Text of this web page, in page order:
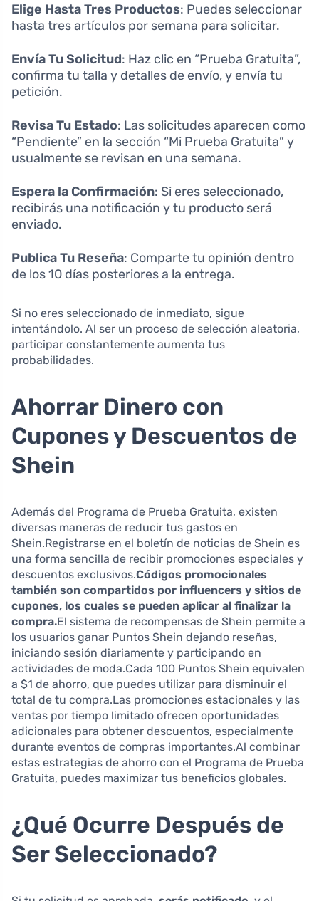
Elige Hasta Tres Productos: Puedes seleccionar
hasta tres artículos por semana para solicitar.
Envía Tu Solicitud: Haz clic en “Prueba Gratuita”,
confirma tu talla y detalles de envío, y envía tu
petición.
Revisa Tu Estado: Las solicitudes aparecen como
“Pendiente” en la sección “Mi Prueba Gratuita” y
usualmente se revisan en una semana.
Espera la Confirmación: Si eres seleccionado,
recibirás una notificación y tu producto será
enviado.
Publica Tu Reseña: Comparte tu opinión dentro
de los 10 días posteriores a la entrega.
Si no eres seleccionado de inmediato, sigue
intentándolo. Al ser un proceso de selección aleatoria,
participar constantemente aumenta tus
probabilidades.
Ahorrar Dinero con
Cupones y Descuentos de
Shein
Además del Programa de Prueba Gratuita, existen
diversas maneras de reducir tus gastos en
Shein.Registrarse en el boletín de noticias de Shein es
una forma sencilla de recibir promociones especiales y
descuentos exclusivos.Códigos promocionales
también son compartidos por influencers y sitios de
cupones, los cuales se pueden aplicar al finalizar la
compra.El sistema de recompensas de Shein permite a
los usuarios ganar Puntos Shein dejando reseñas,
iniciando sesión diariamente y participando en
actividades de moda.Cada 100 Puntos Shein equivalen
a $1 de ahorro, que puedes utilizar para disminuir el
total de tu compra.Las promociones estacionales y las
ventas por tiempo limitado ofrecen oportunidades
adicionales para obtener descuentos, especialmente
durante eventos de compras importantes.Al combinar
estas estrategias de ahorro con el Programa de Prueba
Gratuita, puedes maximizar tus beneficios globales.
¿Qué Ocurre Después de
Ser Seleccionado?